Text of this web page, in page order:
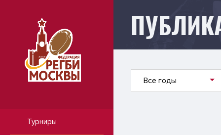
Турниры
Публикации
Все годы